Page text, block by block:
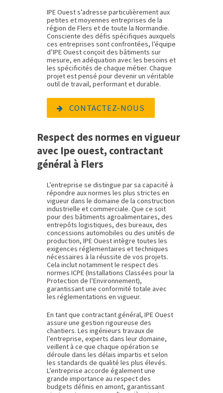
IPE Ouest s’adresse particulièrement aux
petites et moyennes entreprises de la
région de Flers et de toute la Normandie.
Consciente des défis spécifiques auxquels
ces entreprises sont confrontées, l’équipe
d’IPE Ouest conçoit des bâtiments sur
mesure, en adéquation avec les besoins et
les spécificités de chaque métier. Chaque
projet est pensé pour devenir un véritable
outil de travail, performant et durable.
CONTACTEZ-NOUS
Respect des normes en vigueur
avec Ipe ouest, contractant
général à Flers
L’entreprise se distingue par sa capacité à
répondre aux normes les plus strictes en
vigueur dans le domaine de la construction
industrielle et commerciale. Que ce soit
pour des bâtiments agroalimentaires, des
entrepôts logistiques, des bureaux, des
concessions automobiles ou des unités de
production, IPE Ouest intègre toutes les
exigences réglementaires et techniques
nécessaires à la réussite de vos projets.
Cela inclut notamment le respect des
normes ICPE (Installations Classées pour la
Protection de l’Environnement),
garantissant une conformité totale avec
les réglementations en vigueur.
En tant que contractant général, IPE Ouest
assure une gestion rigoureuse des
chantiers. Les ingénieurs travaux de
l’entreprise, experts dans leur domaine,
veillent à ce que chaque opération se
déroule dans les délais impartis et selon
les standards de qualité les plus élevés.
L’entreprise accorde également une
grande importance au respect des
budgets définis en amont, garantissant